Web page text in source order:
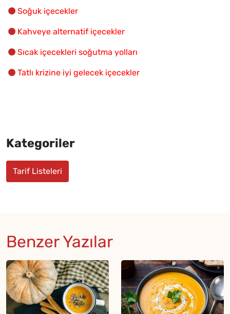
Soğuk içecekler
Kahveye alternatif içecekler
Sıcak içecekleri soğutma yolları
Tatlı krizine iyi gelecek içecekler
Kategoriler
Tarif Listeleri
Benzer Yazılar